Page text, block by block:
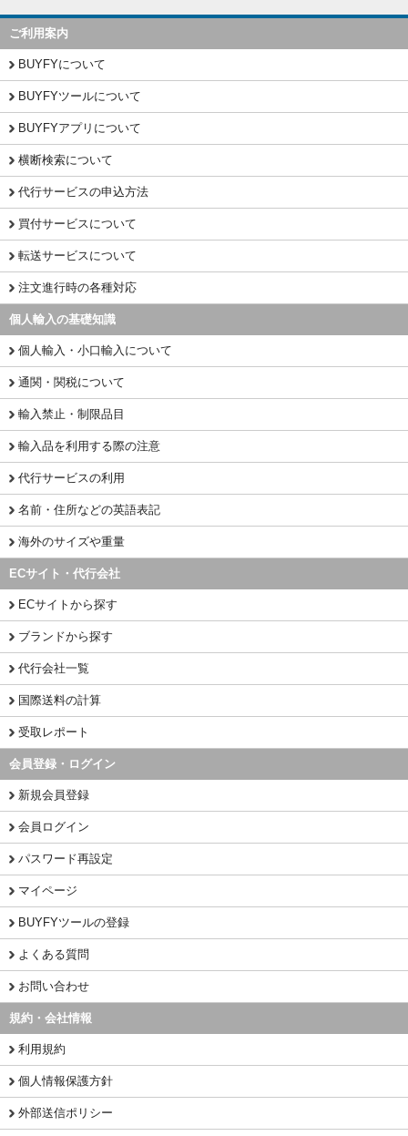
ご利用案内
BUYFYについて
BUYFYツールについて
BUYFYアプリについて
横断検索について
代行サービスの申込方法
買付サービスについて
転送サービスについて
注文進行時の各種対応
個人輸入の基礎知識
個人輸入・小口輸入について
通関・関税について
輸入禁止・制限品目
輸入品を利用する際の注意
代行サービスの利用
名前・住所などの英語表記
海外のサイズや重量
ECサイト・代行会社
ECサイトから探す
ブランドから探す
代行会社一覧
国際送料の計算
受取レポート
会員登録・ログイン
新規会員登録
会員ログイン
パスワード再設定
マイページ
BUYFYツールの登録
よくある質問
お問い合わせ
規約・会社情報
利用規約
個人情報保護方針
外部送信ポリシー